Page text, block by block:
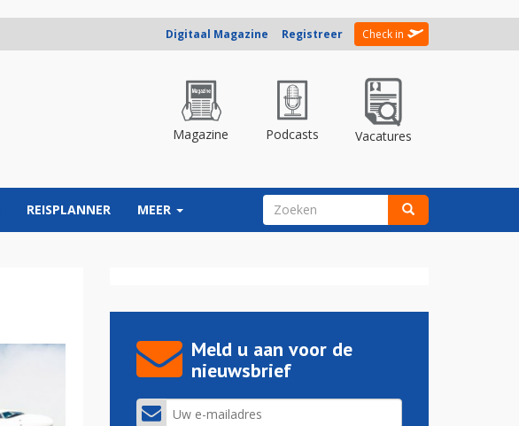
Digitaal Magazine Registreer Check in
Magazine Podcasts Vacatures
REISPLANNER MEER ZOEKVELD
Meld u aan voor de
nieuwsbrief